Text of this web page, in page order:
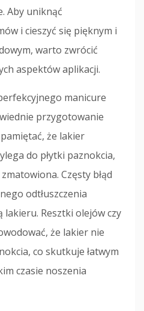
Aby uniknąć
i cieszyć się pięknym i
warto zwrócić
aspektów aplikacji.
manicure
przygotowanie
że lakier
do płytki paznokcia,
Częsty błąd
odtłuszczenia
lakieru. Resztki olejów czy
że lakier nie
co skutkuje łatwym
czasie noszenia